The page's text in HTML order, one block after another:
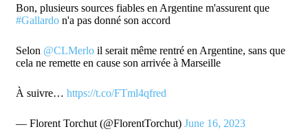
Bon, plusieurs sources fiables en Argentine m'assurent que
#Gallardon'a pas donné son accord
Selon @CLMerloil serait même rentré en Argentine, sans que
cela ne remette en cause son arrivée à Marseille
À suivre… https://t.co/FTml4qfred
— Florent Torchut (@FlorentTorchut) June 16, 2023